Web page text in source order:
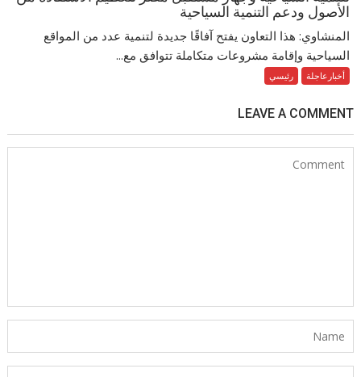
الأصول ودعم التنمية السياحية
المنشاوي: هذا التعاون يفتح آفاقًا جديدة لتنمية عدد من المواقع
السياحية وإقامة مشروعات متكاملة تتوافق مع...
أخبارعاجلة رئيسي
LEAVE A COMMENT